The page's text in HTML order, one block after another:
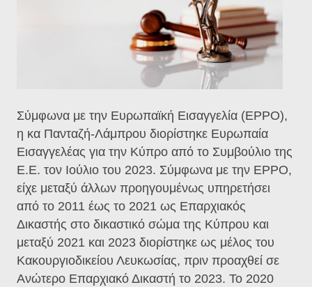
Σύμφωνα με την Ευρωπαϊκή Εισαγγελία (ΕPPO),
η κα Πανταζή-Λάμπρου διορίστηκε Ευρωπαία
Εισαγγελέας για την Κύπρο από το Συμβούλιο της
Ε.Ε. τον Ιούλιο του 2023. Σύμφωνα με την ΕPPO,
είχε μεταξύ άλλων προηγουμένως υπηρετήσει
από το 2011 έως το 2021 ως Επαρχιακός
Δικαστής στο δικαστικό σώμα της Κύπρου και
μεταξύ 2021 και 2023 διορίστηκε ως μέλος του
Κακουργιοδικείου Λευκωσίας, πριν προαχθεί σε
Ανώτερο Επαρχιακό Δικαστή το 2023. Το 2020